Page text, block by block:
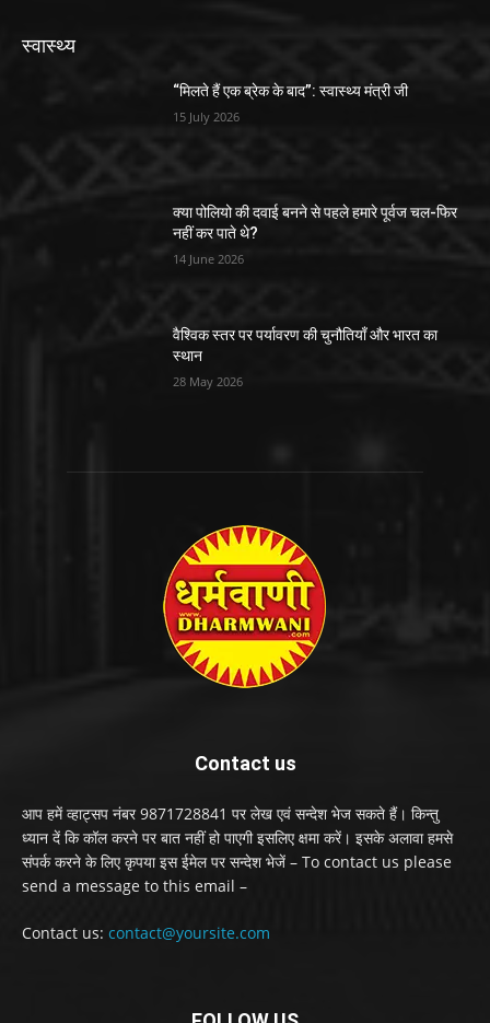
स्वास्थ्य
“मिलते हैं एक ब्रेक के बाद”: स्वास्थ्य मंत्री जी
15 July 2026
क्या पोलियो की दवाई बनने से पहले हमारे पूर्वज चल-फिर
नहीं कर पाते थे?
14 June 2026
वैश्विक स्तर पर पर्यावरण की चुनौतियाँ और भारत का
स्थान
28 May 2026
Contact us
आप हमें व्हाट्सप नंबर 9871728841 पर लेख एवं सन्देश भेज सकते हैं। किन्तु
ध्यान दें कि कॉल करने पर बात नहीं हो पाएगी इसलिए क्षमा करें। इसके अलावा हमसे
संपर्क करने के लिए कृपया इस ईमेल पर सन्देश भेजें – To contact us please
send a message to this email –
Contact us: contact@yoursite.com